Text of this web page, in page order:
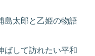
島太郎と乙姫の物語
ばして訪れたい平和